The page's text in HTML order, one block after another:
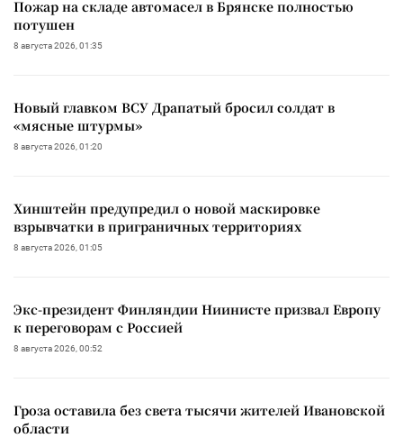
Пожар на складе автомасел в Брянске полностью
потушен
8 августа 2026, 01:35
Новый главком ВСУ Драпатый бросил солдат в
«мясные штурмы»
8 августа 2026, 01:20
Хинштейн предупредил о новой маскировке
взрывчатки в приграничных территориях
8 августа 2026, 01:05
Экс-президент Финляндии Ниинисте призвал Европу
к переговорам с Россией
8 августа 2026, 00:52
Гроза оставила без света тысячи жителей Ивановской
области